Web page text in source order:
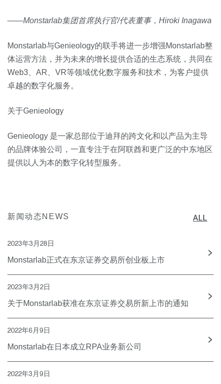
——Monstarlab集团首席执行官/代表董事，Hiroki Inagawa
Monstarlab与Genieology的联手将进一步增强Monstarlab整
体运营方法，并为未来的增长提供合适的生态系统，共同在
Web3、AR、VR等领域优化数字服务和技术，为客户提供
卓越的数字化服务。
关于Genieology
Genieology 是一家总部位于迪拜的跨文化和以产品为主导
的品牌体验公司，一直专注于在阿联酋和更广泛的中东地区
提供以人为本的数字化转型服务。
新闻动态NEWS ALL
2023年3月28日
Monstarlab正式在东京证券交易所创业板上市
2023年3月2日
关于Monstarlab获准在东京证券交易所新上市的通知
2022年6月9日
Monstarlab在日本成立RPA业务新公司
2022年3月9日